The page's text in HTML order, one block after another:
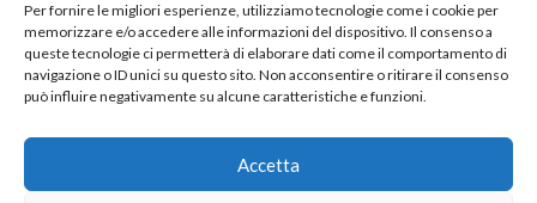
Per fornire le migliori esperienze, utilizziamo tecnologie come i cookie per
memorizzare e/o accedere alle informazioni del dispositivo. Il consenso a
queste tecnologie ci permetterà di elaborare dati come il comportamento di
navigazione o ID unici su questo sito. Non acconsentire o ritirare il consenso
può influire negativamente su alcune caratteristiche e funzioni.
Accetta
84013 Cava de' Tirreni
+39 329 952 9244
info@solsisacademy.it
Lun-Ven: 09:30-18:30, Sab: 10:00-12:00
Pausa pranzo: 13:30-15:30
© Copyright - SOLSIS Academy by SOLUZIONE E